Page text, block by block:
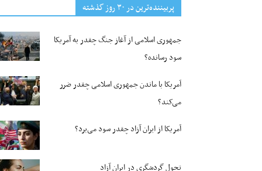
پربیننده‌ترین‌ در ۳۰ روز گذشته
جمهوری اسلامی از آغاز جنگ چقدر به آمریکا
سود رسانده؟
آمریکا با ماندن جمهوری اسلامی چقدر ضرر
می‌کند؟
آمریکا از ایران آزاد چقدر سود می‌برد؟
تحول گردشگری در ایران آزاد